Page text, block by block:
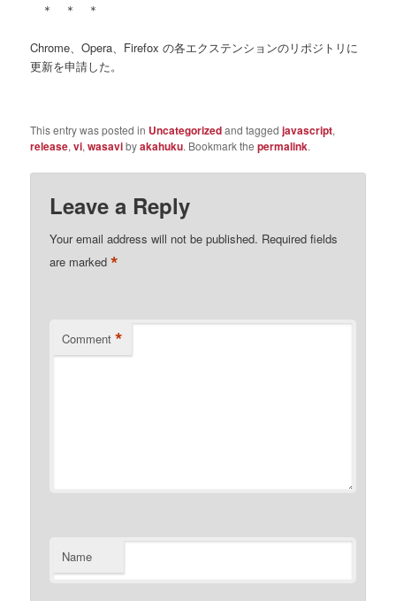
＊ ＊ ＊
Chrome、Opera、Firefox の各エクステンションのリポジトリに
更新を申請した。
This entry was posted in Uncategorizedand taggedjavascript,
release,vi,wasavibyakahuku. Bookmark thepermalink.
Leave a Reply
Your email address will not be published. Required fields
are marked*
Comment *
Name